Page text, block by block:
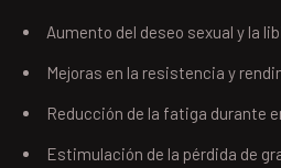
Aumento del deseo sexual y la
Mejoras en la resistencia y
Reducción de la fatiga durante
Estimulación de la pérdida de